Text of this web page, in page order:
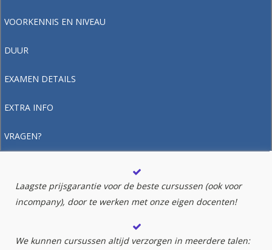
VOORKENNIS EN NIVEAU
DUUR
EXAMEN DETAILS
EXTRA INFO
VRAGEN?
Laagste prijsgarantie voor de beste cursussen (ook voor
incompany), door te werken met onze eigen docenten!
We kunnen cursussen altijd verzorgen in meerdere talen: